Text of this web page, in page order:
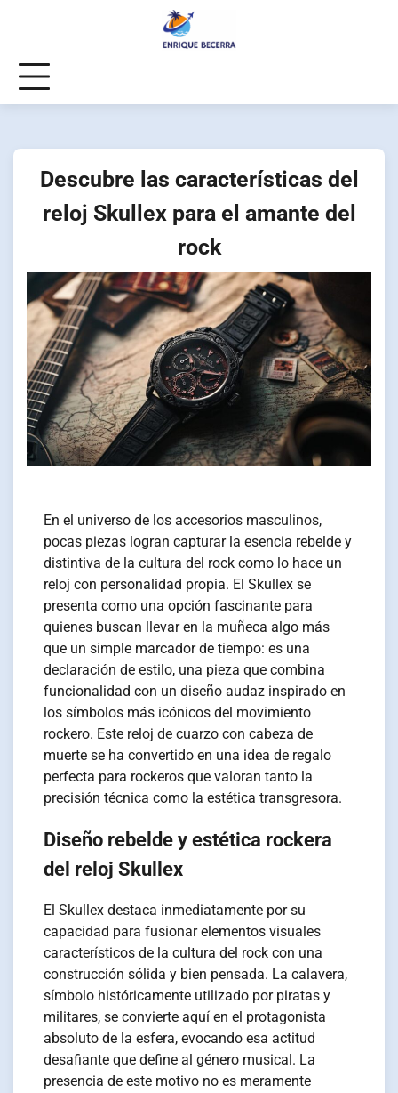
Descubre las características del
reloj Skullex para el amante del
rock
En el universo de los accesorios masculinos,
pocas piezas logran capturar la esencia rebelde y
distintiva de la cultura del rock como lo hace un
reloj con personalidad propia. El Skullex se
presenta como una opción fascinante para
quienes buscan llevar en la muñeca algo más
que un simple marcador de tiempo: es una
declaración de estilo, una pieza que combina
funcionalidad con un diseño audaz inspirado en
los símbolos más icónicos del movimiento
rockero. Este reloj de cuarzo con cabeza de
muerte se ha convertido en una idea de regalo
perfecta para rockeros que valoran tanto la
precisión técnica como la estética transgresora.
Diseño rebelde y estética rockera
del reloj Skullex
El Skullex destaca inmediatamente por su
capacidad para fusionar elementos visuales
característicos de la cultura del rock con una
construcción sólida y bien pensada. La calavera,
símbolo históricamente utilizado por piratas y
militares, se convierte aquí en el protagonista
absoluto de la esfera, evocando esa actitud
desafiante que define al género musical. La
presencia de este motivo no es meramente